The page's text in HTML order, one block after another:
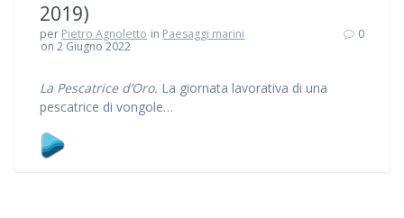
2019)
per Pietro Agnoletto in Paesaggi marini
on 2 Giugno 2022
0
La Pescatrice d’Oro. La giornata lavorativa di una
pescatrice di vongole…